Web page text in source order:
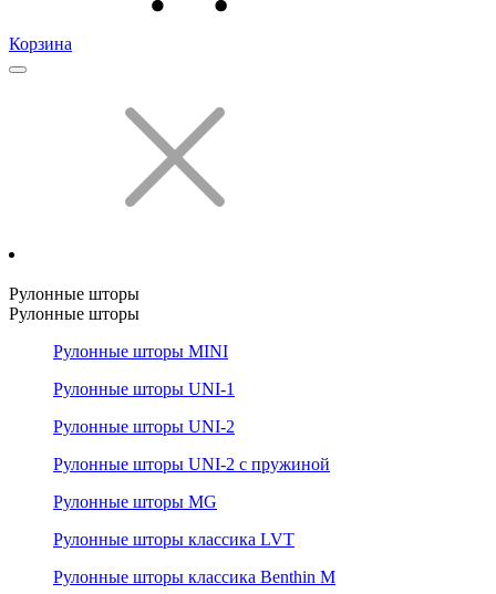
Корзина
Рулонные шторы
Рулонные шторы
Рулонные шторы MINI
Рулонные шторы UNI-1
Рулонные шторы UNI-2
Рулонные шторы UNI-2 с пружиной
Рулонные шторы MG
Рулонные шторы классика LVT
Рулонные шторы классика Benthin M